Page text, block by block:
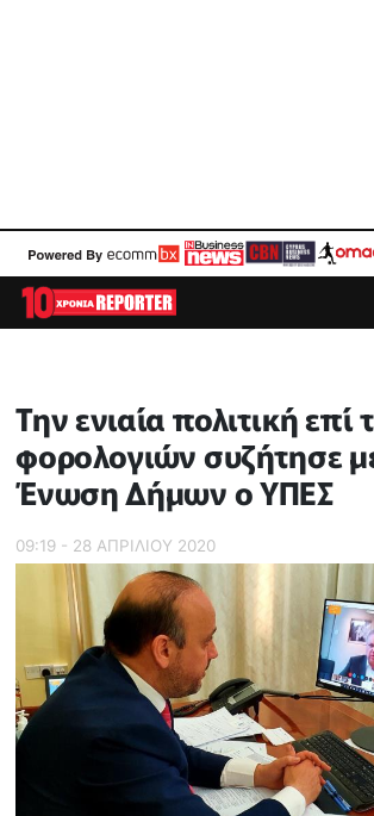
Την ενιαία πολιτική επί
φορολογιών συζήτησε
Ένωση Δήμων ο ΥΠΕΣ
09:19 - 28 ΑΠΡΙΛΙΟΥ 2020